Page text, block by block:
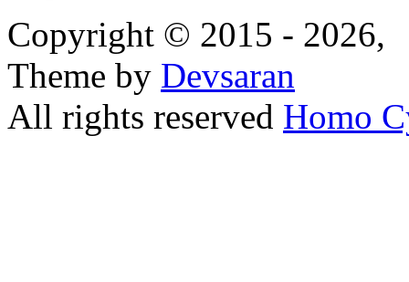
Copyright © 2015 - 2026,
Theme by Devsaran
All rights reserved Homo